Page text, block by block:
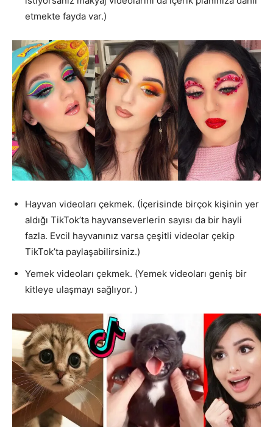
etmekte fayda var.)
Hayvan videoları çekmek. (İçerisinde birçok kişinin yer
aldığı TikTok’ta hayvanseverlerin sayısı da bir hayli
fazla. Evcil hayvanınız varsa çeşitli videolar çekip
TikTok’ta paylaşabilirsiniz.)
Yemek videoları çekmek. (Yemek videoları geniş bir
kitleye ulaşmayı sağlıyor. )